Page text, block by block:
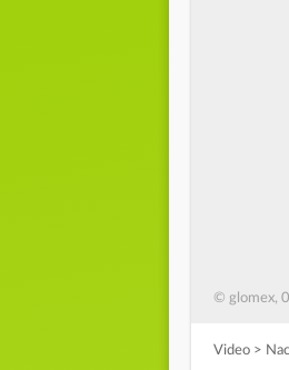
© glomex,
Video >